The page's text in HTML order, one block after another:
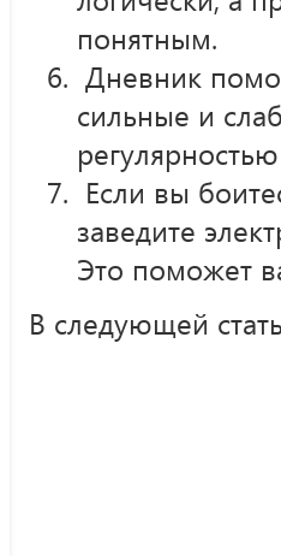
понятным.
Дневник
сильные и
Если вы
заведите
Это поможет
В следующей